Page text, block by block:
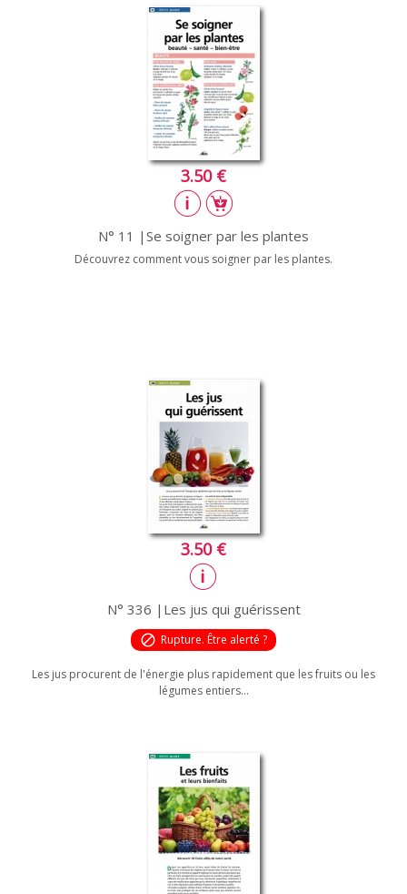
3.50 €
N° 11 |Se soigner par les plantes
Découvrez comment vous soigner par les plantes.
3.50 €
N° 336 |Les jus qui guérissent
block Rupture. Être alerté ?
Les jus procurent de l'énergie plus rapidement que les fruits ou les
légumes entiers...